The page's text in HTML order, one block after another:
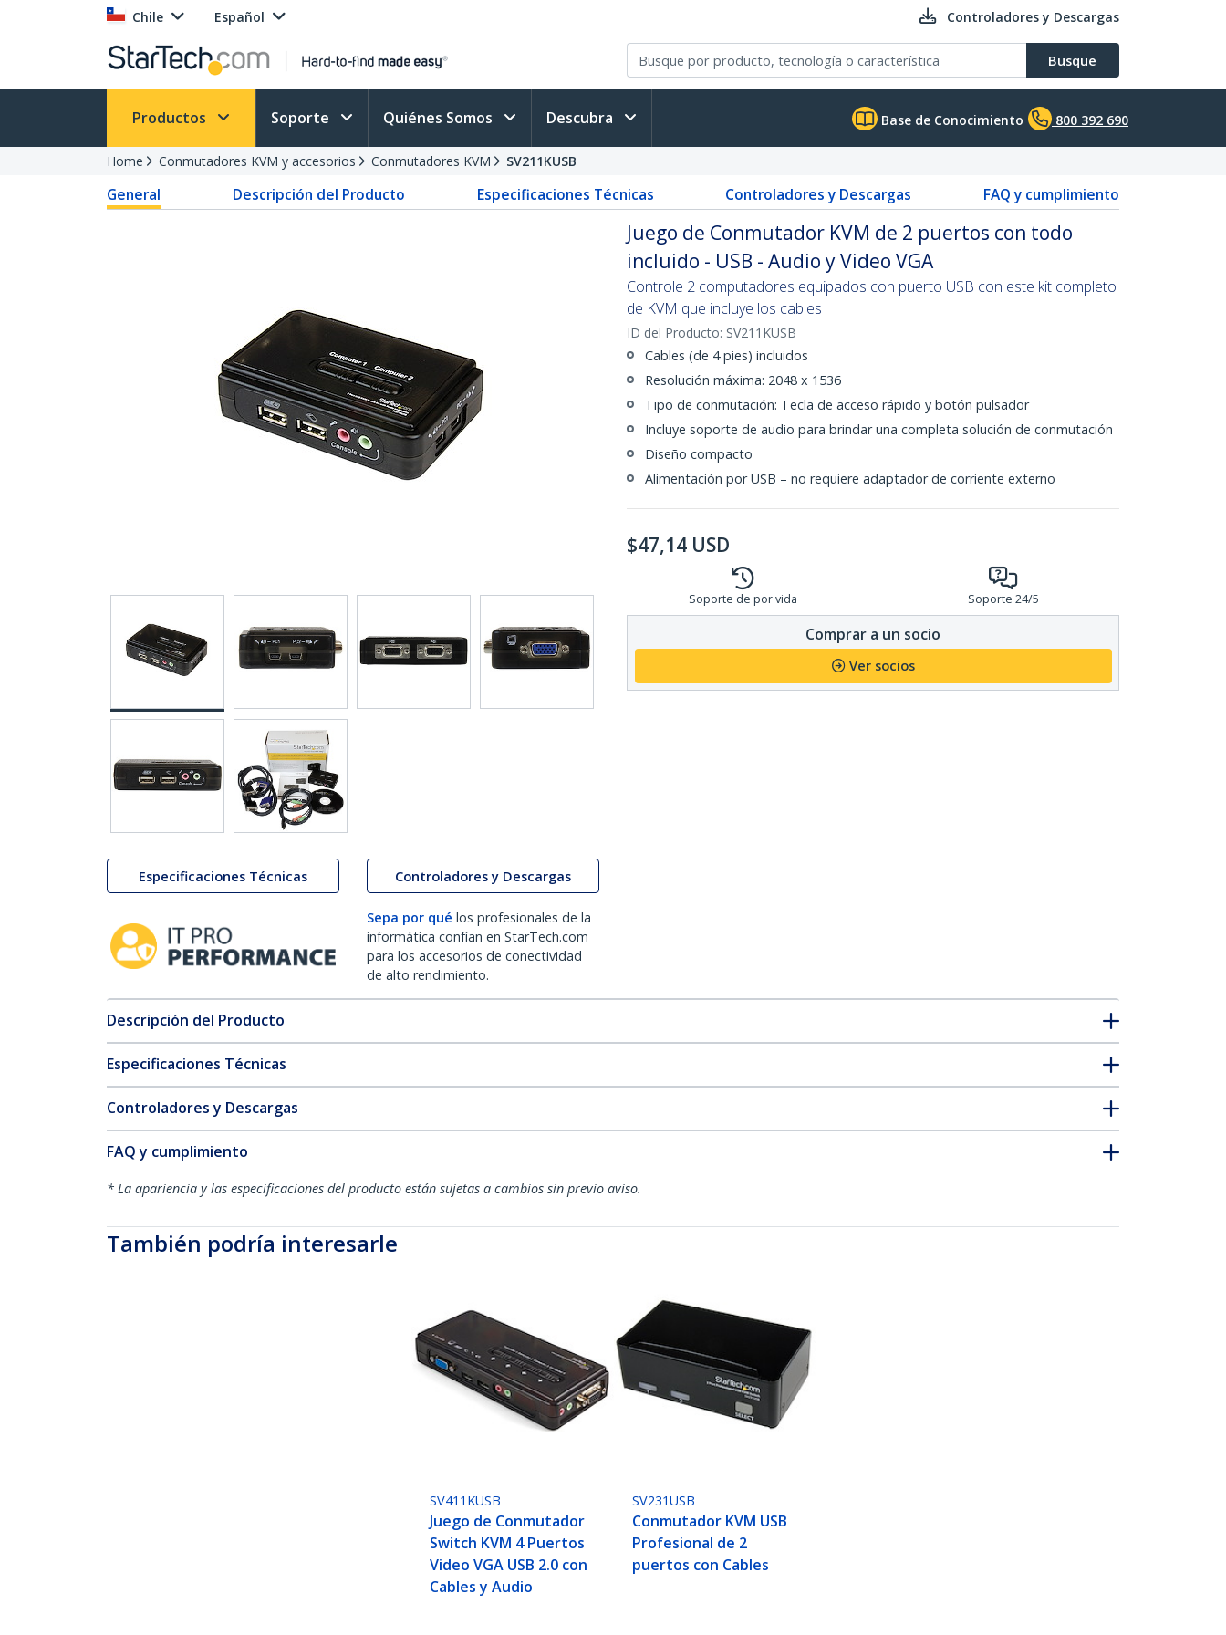
Chile Español Controladores y Descargas
Busque
Productos Soporte Quiénes Somos Descubra Base de Conocimiento 800 392 690
Home Conmutadores KVM y accesorios Conmutadores KVM SV211KUSB
General Descripción del Producto Especificaciones Técnicas Controladores y Descargas FAQ y cumplimiento
Especificaciones Técnicas Controladores y Descargas
Sepa por qué los profesionales de la
informática confían en StarTech.com
para los accesorios de conectividad
de alto rendimiento.
Juego de Conmutador KVM de 2 puertos con todo
incluido - USB - Audio y Video VGA
Controle 2 computadores equipados con puerto USB con este kit completo
de KVM que incluye los cables
ID del Producto: SV211KUSB
Cables (de 4 pies) incluidos
Resolución máxima: 2048 x 1536
Tipo de conmutación: Tecla de acceso rápido y botón pulsador
Incluye soporte de audio para brindar una completa solución de conmutación
Diseño compacto
Alimentación por USB – no requiere adaptador de corriente externo
$47,14 USD
Soporte de por vida Soporte 24/5
Comprar a un socio
Ver socios
Descripción del Producto
Especificaciones Técnicas
Controladores y Descargas
FAQ y cumplimiento
* La apariencia y las especificaciones del producto están sujetas a cambios sin previo aviso.
También podría interesarle
SV411KUSB
Juego de Conmutador
Switch KVM 4 Puertos
Video VGA USB 2.0 con
Cables y Audio
SV231USB
Conmutador KVM USB
Profesional de 2
puertos con Cables